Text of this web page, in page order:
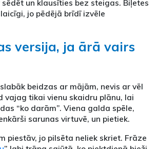
un klausīties bez steigas. Biļetes
jo pēdējā brīdī izvēle
versija, ja ārā vairs
beidzas ar mājām, nevis ar vēl
vajag tikai vienu skaidru plānu, lai
“ko darām”. Viena galda spēle,
sarunas virtuvē, un pietiek.
piestāv, jo pilsēta neliek skriet. Frāze